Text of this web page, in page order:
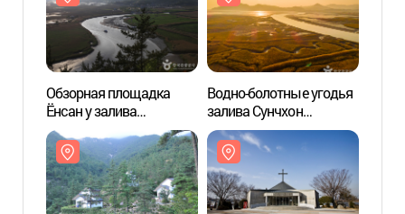
Обзорная площадка
Ёнсан у залива
Сунчхонман (순천만
용산전망대(S자 물길))
Водно-болотные угодья
залива Сунчхон
(순천만습지 (구,
순천만자연생태공원))